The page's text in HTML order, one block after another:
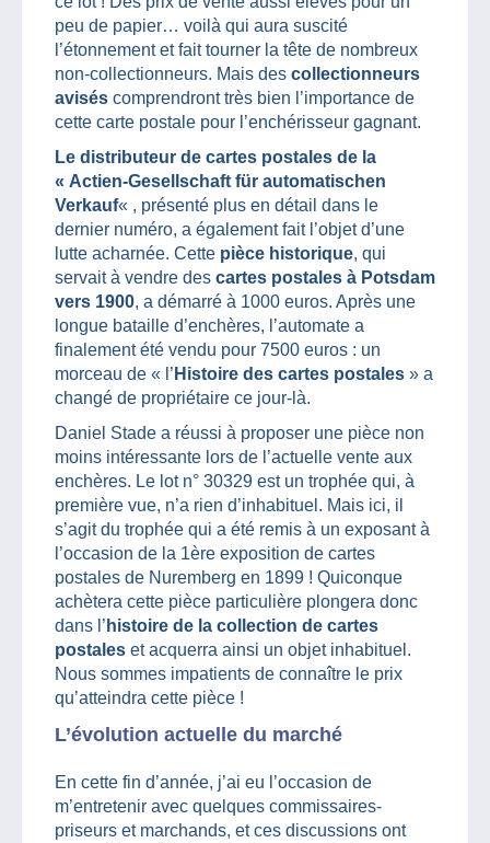
peu de papier… voilà qui aura suscité
l’étonnement et fait tourner la tête de nombreux
non-collectionneurs. Mais des collectionneurs
avisés comprendront très bien l’importance de
cette carte postale pour l’enchérisseur gagnant.
Le distributeur de cartes postales de la
« Actien-Gesellschaft für automatischen
Verkauf« , présenté plus en détail dans le
dernier numéro, a également fait l’objet d’une
lutte acharnée. Cette pièce historique, qui
servait à vendre des cartes postales à Potsdam
vers 1900, a démarré à 1000 euros. Après une
longue bataille d’enchères, l’automate a
finalement été vendu pour 7500 euros : un
morceau de « l’ Histoire des cartes postales » a
changé de propriétaire ce jour-là.
Daniel Stade a réussi à proposer une pièce non
moins intéressante lors de l’actuelle vente aux
enchères. Le lot n° 30329 est un trophée qui, à
première vue, n’a rien d’inhabituel. Mais ici, il
s’agit du trophée qui a été remis à un exposant à
l’occasion de la 1ère exposition de cartes
postales de Nuremberg en 1899 ! Quiconque
achètera cette pièce particulière plongera donc
dans l’ histoire de la collection de cartes
postales et acquerra ainsi un objet inhabituel.
Nous sommes impatients de connaître le prix
qu’atteindra cette pièce !
L’évolution actuelle du marché
En cette fin d’année, j’ai eu l’occasion de
m’entretenir avec quelques commissaires-
priseurs et marchands, et ces discussions ont